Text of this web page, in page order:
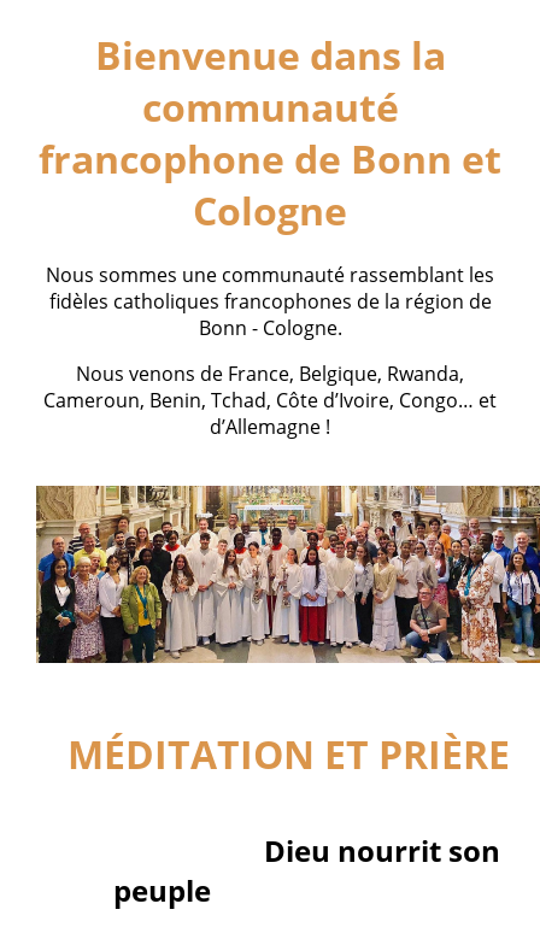
Bienvenue dans la
communauté
francophone de Bonn et
Cologne
Nous sommes une communauté rassemblant les
fidèles catholiques francophones de la région de
Bonn - Cologne.
Nous venons de France, Belgique, Rwanda,
Cameroun, Benin, Tchad, Côte d’Ivoire, Congo… et
d’Allemagne !
MÉDITATION ET PRIÈRE
Dieu nourrit son
peuple